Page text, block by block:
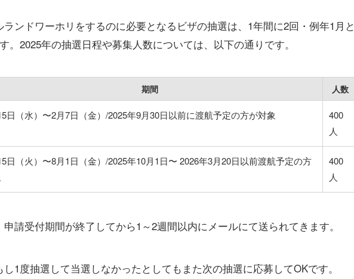
ランドワーホリをするのに必要となるビザの抽選は、1年間に2回・例年1月と
。2025年の抽選日程や募集人数については、以下の通りです。
期間 人数
日（水）〜2月7日（金）/2025年9月30日以前に渡航予定の方が対象
400
人
日（火）〜8月1日（金）/2025年10月1日〜 2026年3月20日以前渡航予定の方
400
人
請受付期間が終了してから1～2週間以内にメールにて送られてきます。
1度抽選して当選しなかったとしてもまた次の抽選に応募してOKです。